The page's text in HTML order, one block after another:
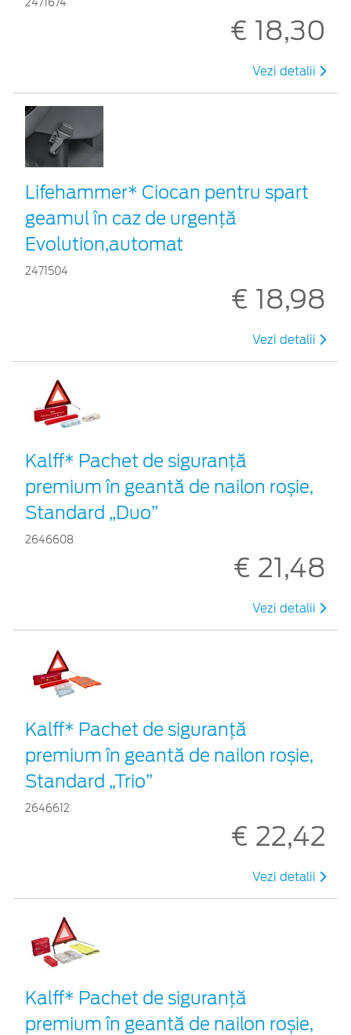
2471674
€ 18,30
Vezi detalii
Lifehammer* Ciocan pentru spart
geamul în caz de urgenţă
Evolution,automat
2471504
€ 18,98
Vezi detalii
Kalff* Pachet de siguranţă
premium în geantă de nailon roșie,
Standard „Duo”
2646608
€ 21,48
Vezi detalii
Kalff* Pachet de siguranţă
premium în geantă de nailon roșie,
Standard „Trio”
2646612
€ 22,42
Vezi detalii
Kalff* Pachet de siguranţă
premium în geantă de nailon roșie,